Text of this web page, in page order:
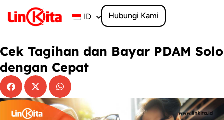
konten
ID Hubungi Kami
Cek Tagihan dan Bayar PDAM Solo
dengan Cepat